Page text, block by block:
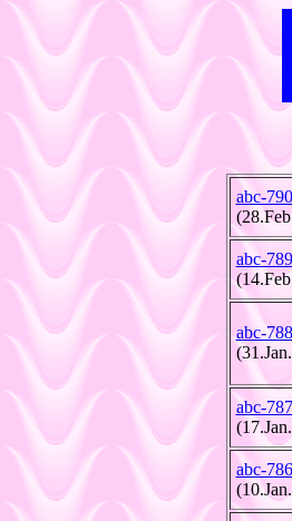
abc-790
abc-789
abc-788
abc-787
abc-786